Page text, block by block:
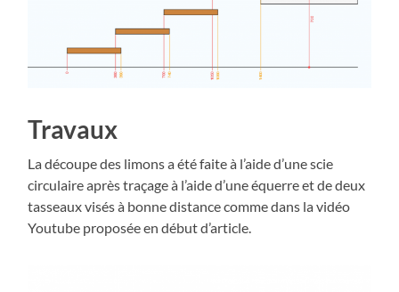
Travaux
La découpe des limons a été faite à l’aide d’une scie
circulaire après traçage à l’aide d’une équerre et de deux
tasseaux visés à bonne distance comme dans la vidéo
Youtube proposée en début d’article.